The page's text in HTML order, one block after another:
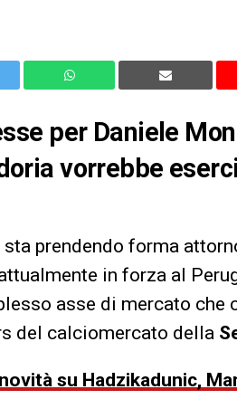
per Daniele
vorrebbe
prendendo forma
in forza al
asse di mercato che
del calciomercato della
su Hadzikadunic,